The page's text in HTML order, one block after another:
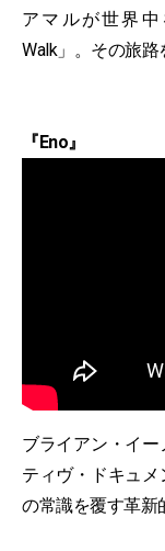
アマルが世界
Walk」。その旅路
『Eno』
ブライアン・イ
ティヴ・ドキュ
の常識を覆す革新